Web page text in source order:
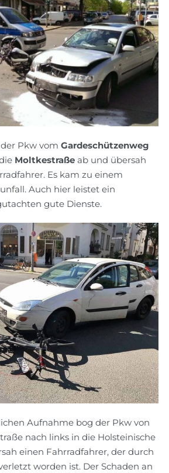
Pkw vomGardeschützenweg
Moltkestraße ab und übersah
Es kam zu einem
Auch hier leistet ein
gute Dienste.
Aufnahme bog der Pkw von
nach links in die Holsteinische
einen Fahrradfahrer, der durch
worden ist. Der Schaden an